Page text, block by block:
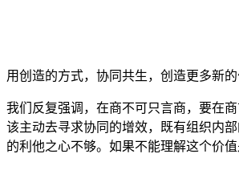
用创造的方式，协同共生，创造更多新
我们反复强调，在商不可只言商，要在
该主动去寻求协同的增效，既有组织内
的利他之心不够。如果不能理解这个价